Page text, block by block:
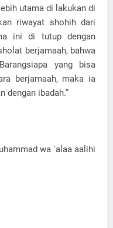
utama di lakukan di
riwayat shohih dari
ini di tutup dengan
berjamaah, bahwa
yang bisa
berjamaah, maka ia
dengan ibadah.”
wa 'alaa aalihi